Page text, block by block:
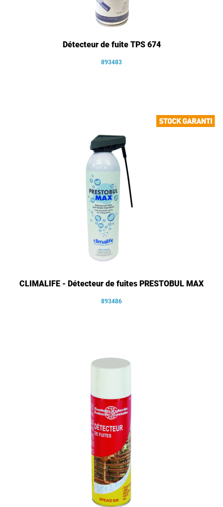
Détecteur de fuite TPS 674
893483
CLIMALIFE - Détecteur de fuites PRESTOBUL MAX
893486